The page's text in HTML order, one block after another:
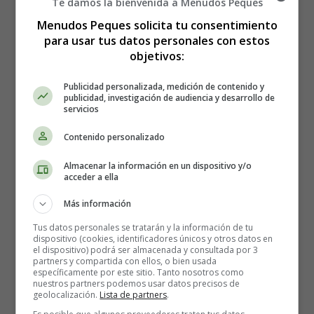
Baby, you're a firework
Come on, let your colors burst
Make 'em go, oh oh oh
You don't have to feel like a waste of space
You're original, cannot be replaced
If you only knew what the future holds
After a hurricane comes a rainbow
Maybe you're reason why all the doors are closed
So you could open one that leads you to the perfect road
Like a lightning bolt, your heart will blow
And when it's time, you'll know
You just gotta ignite the light and let it shine
Just own the night like the 4th of July
Menudos Peques solicita tu consentimiento
para usar tus datos personales con estos
objetivos:
Publicidad personalizada, medición de contenido y
publicidad, investigación de audiencia y desarrollo de
servicios
Contenido personalizado
Almacenar la información en un dispositivo y/o
acceder a ella
Más información
Tus datos personales se tratarán y la información de tu
dispositivo (cookies, identificadores únicos y otros datos en
el dispositivo) podrá ser almacenada y consultada por 3
partners y compartida con ellos, o bien usada
específicamente por este sitio. Tanto nosotros como
nuestros partners podemos usar datos precisos de
geolocalización. Lista de partners.